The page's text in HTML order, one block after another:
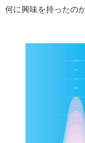
何に興味を持ったの